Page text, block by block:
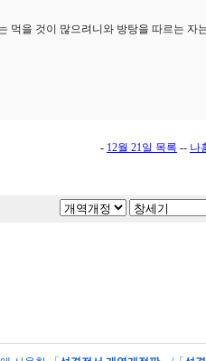
먹을 것이 많으려니와 방탕을 따르는 자
- 12월 21일 목록 -- 나